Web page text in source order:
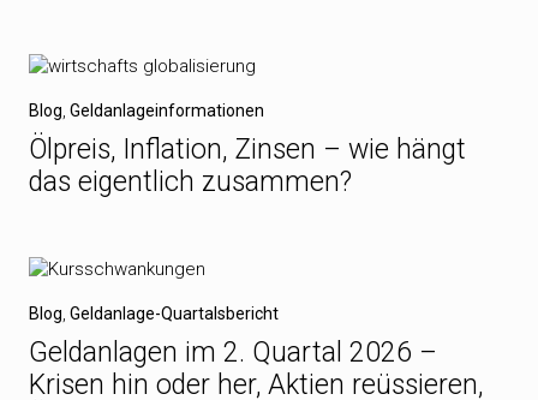
Blog Geldanlageinformationen
Ölpreis, Inflation, Zinsen – wie hängt
das eigentlich zusammen?
Blog Geldanlage-Quartalsbericht
Geldanlagen im 2. Quartal 2026 –
Krisen hin oder her, Aktien reüssieren,